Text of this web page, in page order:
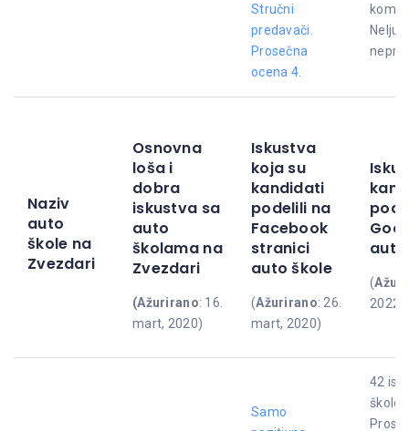
Stručni
predavači.
Prosečna
ocena 4.
Naziv
auto
škole na
Zvezdari
Osnovna
loša i
dobra
iskustva sa
auto
školama na
Zvezdari
(Ažurirano: 16.
mart, 2020)
Iskustva
koja su
kandidati
podelili na
Facebook
stranici
auto škole
(Ažurirano: 26.
mart, 2020)
(
2022)
Samo
42